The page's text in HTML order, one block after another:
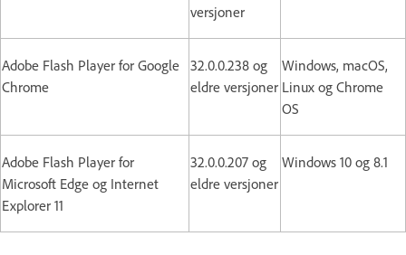
versjoner
Adobe Flash Player for Google
Chrome
32.0.0.238 og
eldre versjoner
Windows, macOS,
Linux og Chrome
OS
Adobe Flash Player for
Microsoft Edge og Internet
Explorer 11
32.0.0.207 og
eldre versjoner
Windows 10 og 8.1